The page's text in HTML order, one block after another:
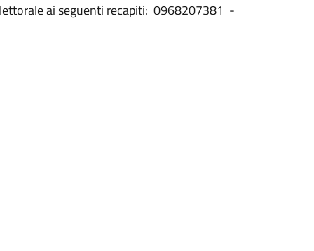
ai seguenti recapiti: 0968207381 -